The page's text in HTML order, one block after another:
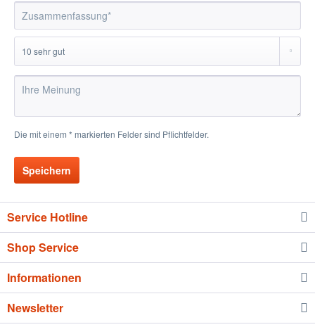
Die mit einem * markierten Felder sind Pflichtfelder.
Speichern
Service Hotline
Shop Service
Informationen
Newsletter